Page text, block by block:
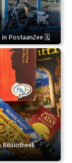
in PostaanZee 🗓
Bibliotheek